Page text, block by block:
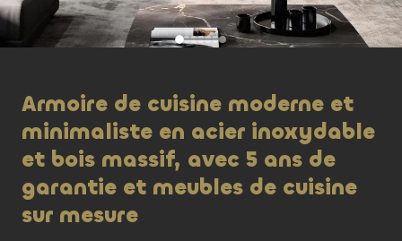
Armoire de cuisine moderne et
minimaliste en acier inoxydable
et bois massif, avec 5 ans de
garantie et meubles de cuisine
sur mesure